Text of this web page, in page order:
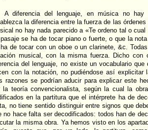
A diferencia del lenguaje, en música no hay
la diferencia entre la fuerza de las
no hay nada parecido a «Te ordeno tal o
se ha de tocar piano o fuerte, o que la
de tocar con un oboe o un clarinete, &c.
musical, con la misma fuerza. Dicho con
del lenguaje, no existe un vocabulario
con la notación, no pudiéndose así explicitar
razones se podrían aducir para explicar este
la teoría convencionalista, según la cual la
en la partitura que el intérprete ha de
no tiene sentido distinguir entre signos que
no hace falta ser decodificados: todos han de
la misma obra. Ya hemos visto en los